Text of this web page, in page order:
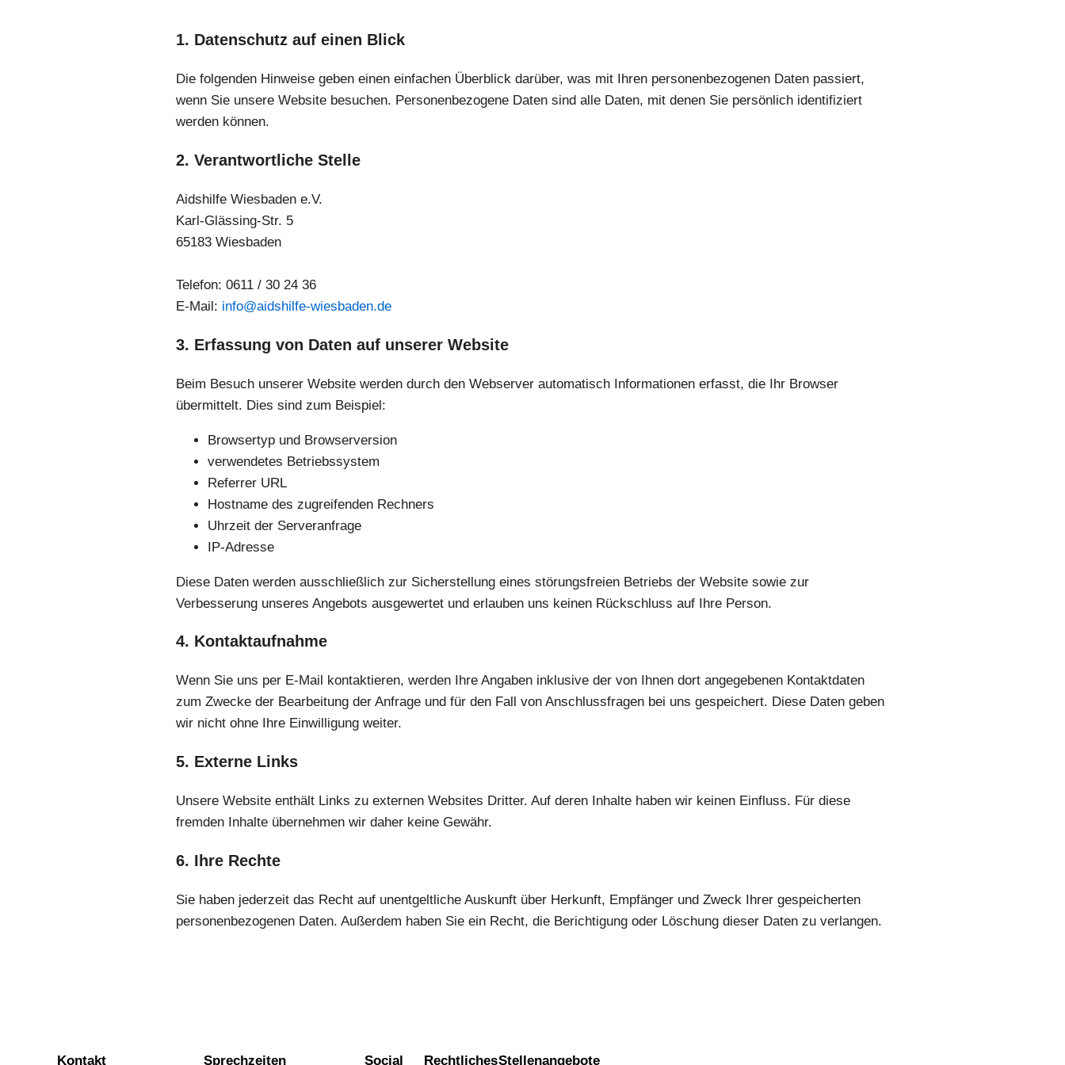
1. Datenschutz auf einen Blick
Die folgenden Hinweise geben einen einfachen Überblick darüber, was mit Ihren personenbezogenen Daten passiert,
wenn Sie unsere Website besuchen. Personenbezogene Daten sind alle Daten, mit denen Sie persönlich identifiziert
werden können.
2. Verantwortliche Stelle
Aidshilfe Wiesbaden e.V.
Karl-Glässing-Str. 5
65183 Wiesbaden
Telefon: 0611 / 30 24 36
E-Mail: info@aidshilfe-wiesbaden.de
3. Erfassung von Daten auf unserer Website
Beim Besuch unserer Website werden durch den Webserver automatisch Informationen erfasst, die Ihr Browser
übermittelt. Dies sind zum Beispiel:
Browsertyp und Browserversion
verwendetes Betriebssystem
Referrer URL
Hostname des zugreifenden Rechners
Uhrzeit der Serveranfrage
IP-Adresse
Diese Daten werden ausschließlich zur Sicherstellung eines störungsfreien Betriebs der Website sowie zur
Verbesserung unseres Angebots ausgewertet und erlauben uns keinen Rückschluss auf Ihre Person.
4. Kontaktaufnahme
Wenn Sie uns per E-Mail kontaktieren, werden Ihre Angaben inklusive der von Ihnen dort angegebenen Kontaktdaten
zum Zwecke der Bearbeitung der Anfrage und für den Fall von Anschlussfragen bei uns gespeichert. Diese Daten geben
wir nicht ohne Ihre Einwilligung weiter.
5. Externe Links
Unsere Website enthält Links zu externen Websites Dritter. Auf deren Inhalte haben wir keinen Einfluss. Für diese
fremden Inhalte übernehmen wir daher keine Gewähr.
6. Ihre Rechte
Sie haben jederzeit das Recht auf unentgeltliche Auskunft über Herkunft, Empfänger und Zweck Ihrer gespeicherten
personenbezogenen Daten. Außerdem haben Sie ein Recht, die Berichtigung oder Löschung dieser Daten zu verlangen.
Kontakt Sprechzeiten Social RechtlichesStellenangebote